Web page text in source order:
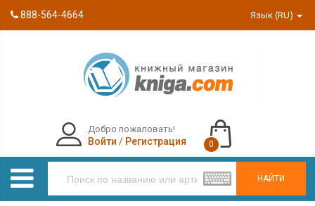
888-564-4664 Язык (RU)
НАЙТИ
Добро пожаловать!
Войти / Регистрация 0